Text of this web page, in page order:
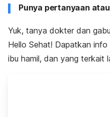
Punya pertanyaan
Yuk, tanya dokter dan
Hello Sehat! Dapatkan
ibu hamil, dan yang terkait